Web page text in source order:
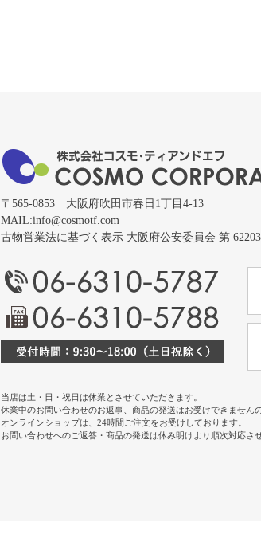
〒565-0853 大阪府吹田市春日1丁目4-13
MAIL:info@cosmotf.com
古物営業法に基づく表示 大阪府公安委員会 第
当店は土・日・祝日は休業とさせていただきます。
休業中のお問い合わせのお返事、商品の発送はお受けできません
オンラインショップは、24時間ご注文をお受けしております。
お問い合わせへのご返答・商品の発送は休み明けより順次対応さ